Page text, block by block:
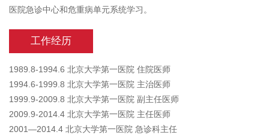
医院急诊中心和危重病单元系统学习。
工作经历
1989.8-1994.6 北京大学第一医院 住院医师
1994.6-1999.8 北京大学第一医院 主治医师
1999.9-2009.8 北京大学第一医院 副主任医师
2009.9-2014.4 北京大学第一医院 主任医师
2001—2014.4 北京大学第一医院 急诊科主任